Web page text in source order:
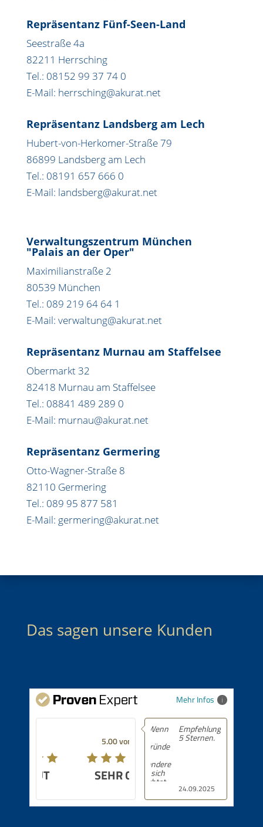
Repräsentanz Fünf-Seen-Land
Seestraße 4a
82211 Herrsching
Tel.: 08152 99 37 74 0
E-Mail: herrsching@akurat.net
Repräsentanz Landsberg am Lech
Hubert-von-Herkomer-Straße 79
86899 Landsberg am Lech
Tel.: 08191 657 666 0
E-Mail: landsberg@akurat.net
Verwaltungszentrum München
"Palais an der Oper"
Maximilianstraße 2
80539 München
Tel.: 089 219 64 64 1
E-Mail: verwaltung@akurat.net
Repräsentanz Murnau am Staffelsee
Obermarkt 32
82418 Murnau am Staffelsee
Tel.: 08841 489 289 0
E-Mail: murnau@akurat.net
Repräsentanz Germering
Otto-Wagner-Straße 8
82110 Germering
Tel.: 089 95 877 581
E-Mail: germering@akurat.net
Das sagen unsere Kunden
Mehr Infos
5.00 von 5
SEHR GUT
24.09.2025
Empfehlung! 5 von
5 Sternen.